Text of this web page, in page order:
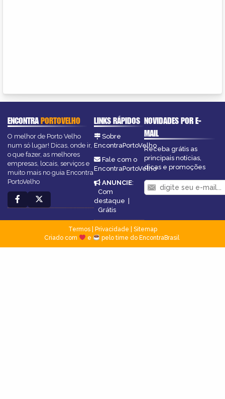
ENCONTRAPORTOVELHO
O melhor de Porto Velho
num só lugar! Dicas, onde ir,
o que fazer, as melhores
empresas, locais, serviços e
muito mais no guia Encontra
PortoVelho
LINKS RÁPIDOS
Sobre
EncontraPortoVelho
Fale com o
EncontraPortoVelho
ANUNCIE:
Com
destaque
Grátis
NOVIDADES POR E-
MAIL
Receba grátis as
principais notícias,
dicas e promoções
Termos| Privacidade
Sitemap
Criado com
e pelo time do EncontraBrasil